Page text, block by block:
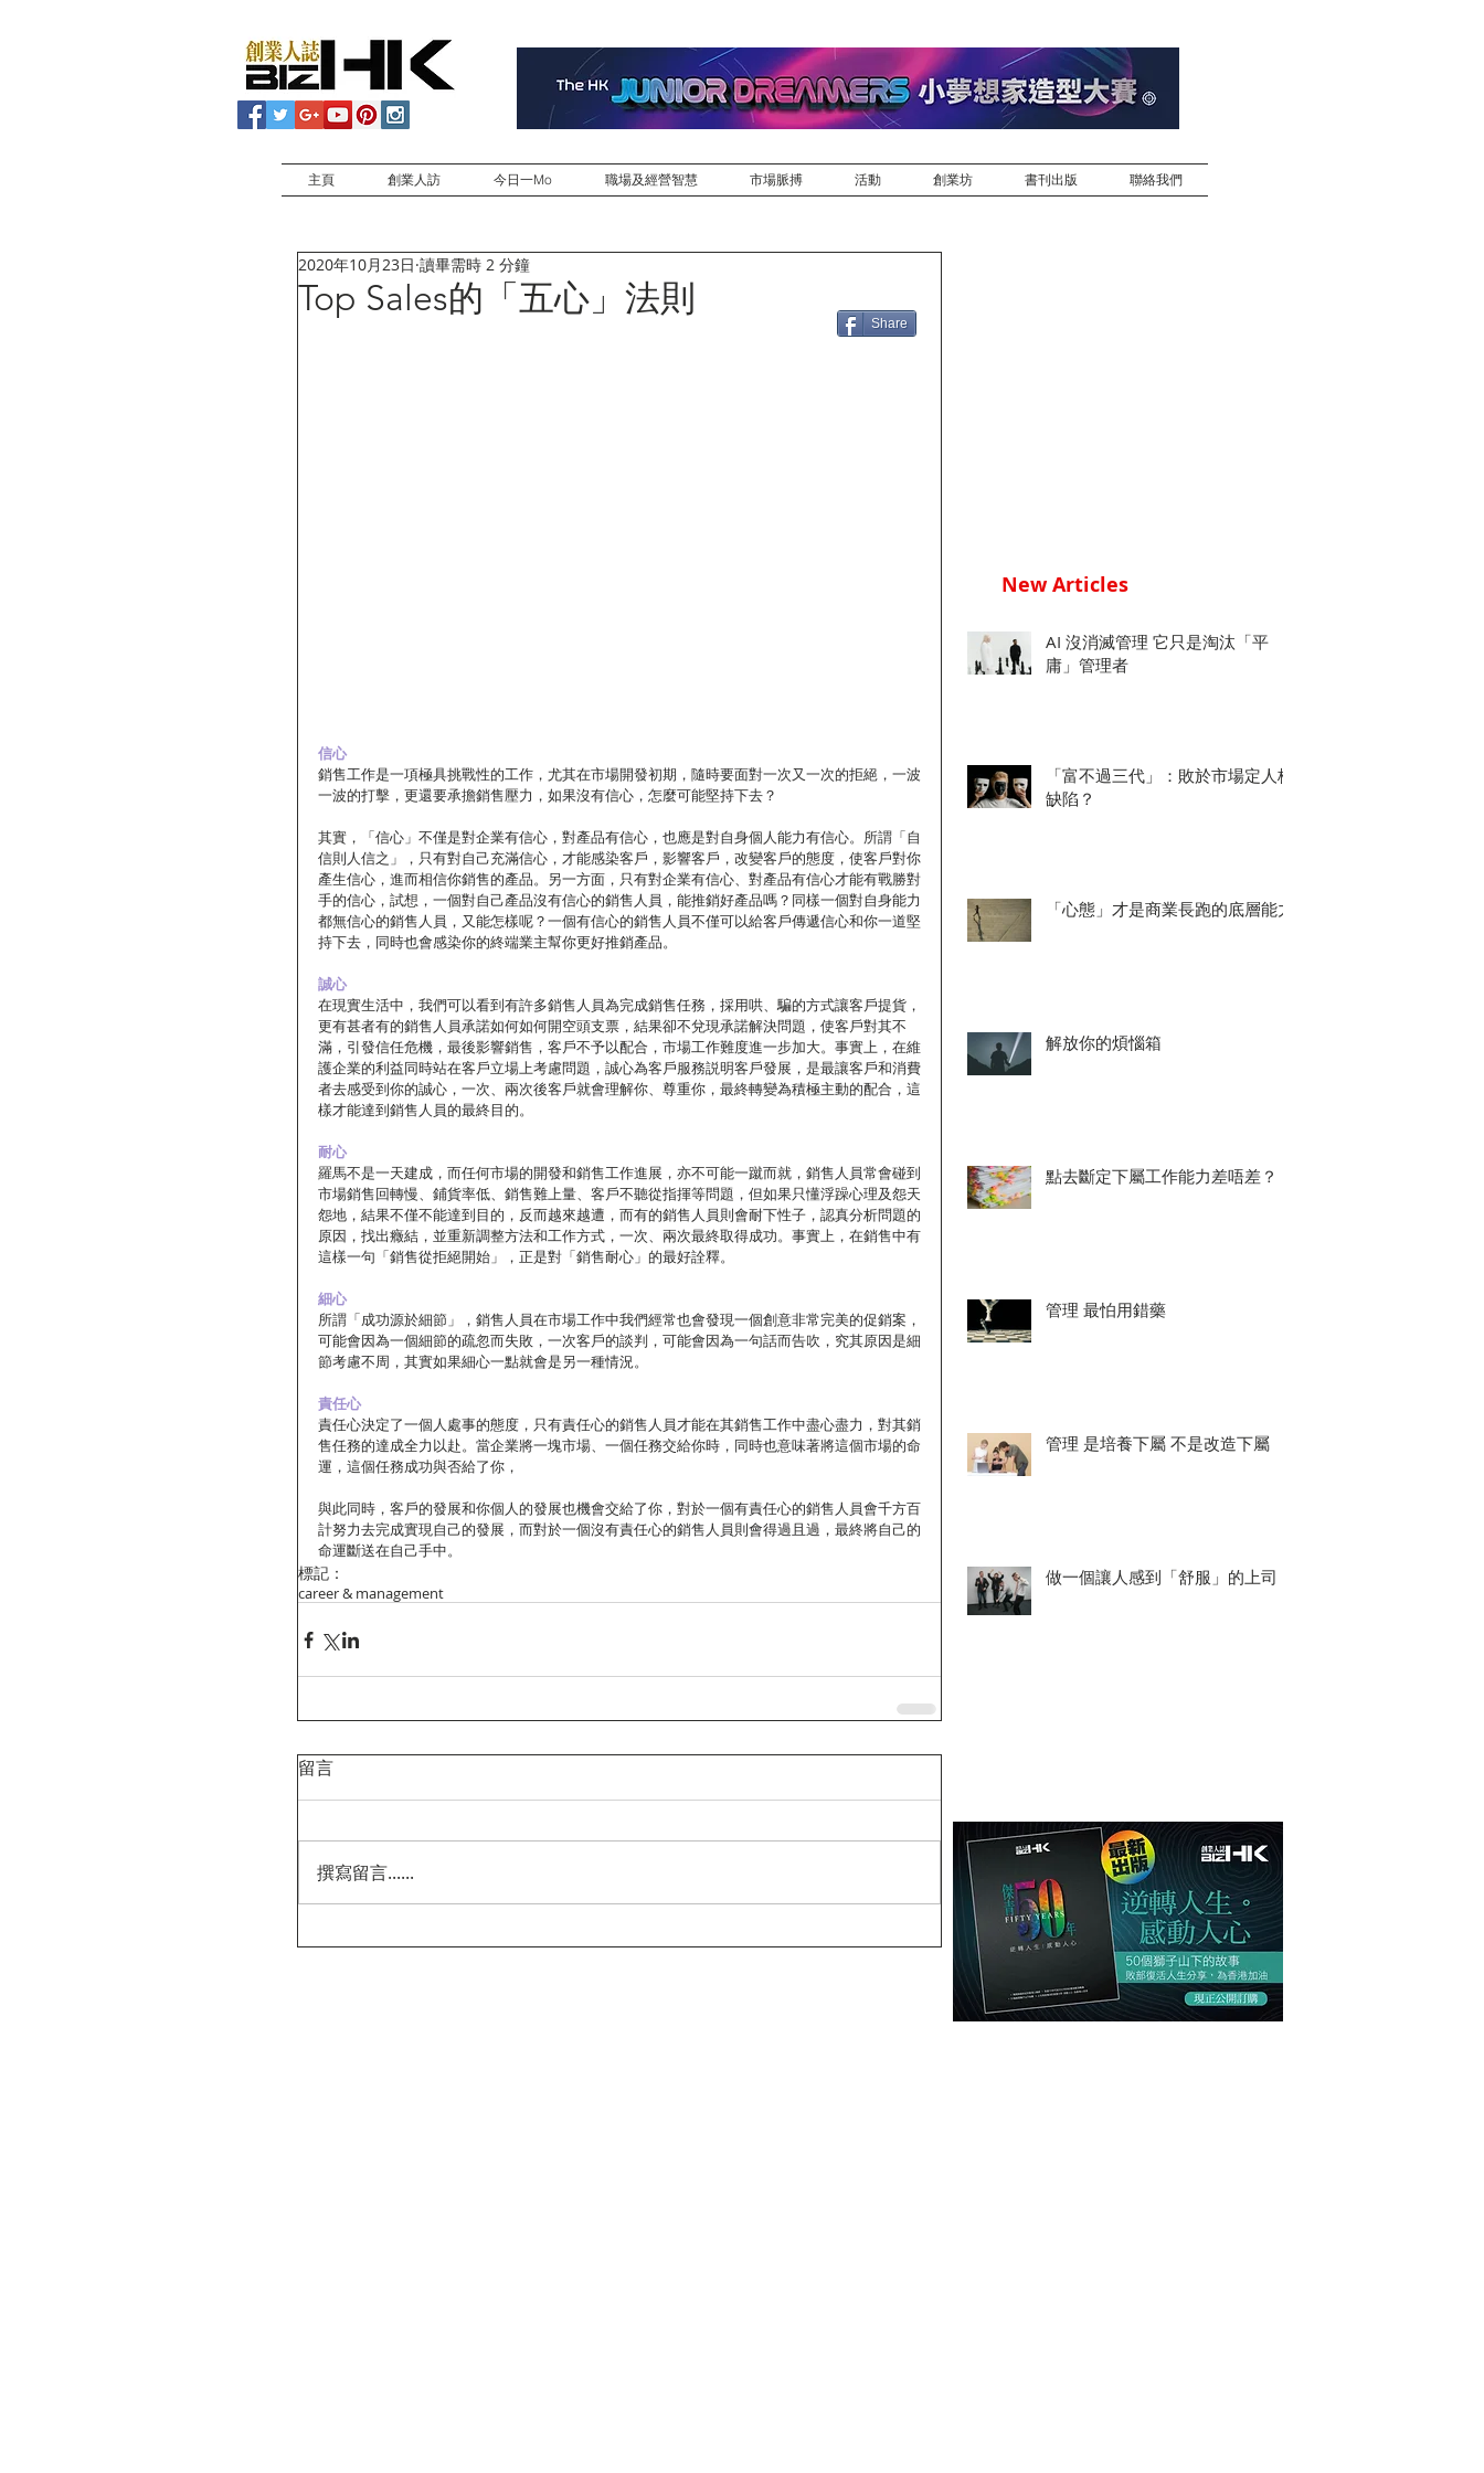
主頁 創業人訪 今日一Mo 職場及經營智慧 市場脈搏 活動 創業坊 書刊出版 聯絡我們
Top Sales的「五心」法則
2020年10月23日 讀畢需時 2 分鐘
信心
銷售工作是一項極具挑戰性的工作，尤其在市場開發初期，隨時要面對一次又一次的拒絕，一波
一波的打擊，更還要承擔銷售壓力，如果沒有信心，怎麼可能堅持下去？
其實，「信心」不僅是對企業有信心，對產品有信心，也應是對自身個人能力有信心。所謂「自
信則人信之」，只有對自己充滿信心，才能感染客戶，影響客戶，改變客戶的態度，使客戶對你
產生信心，進而相信你銷售的產品。另一方面，只有對企業有信心、對產品有信心才能有戰勝對
手的信心，試想，一個對自己產品沒有信心的銷售人員，能推銷好產品嗎？同樣一個對自身能力
都無信心的銷售人員，又能怎樣呢？一個有信心的銷售人員不僅可以給客戶傳遞信心和你一道堅
持下去，同時也會感染你的終端業主幫你更好推銷產品。
誠心
在現實生活中，我們可以看到有許多銷售人員為完成銷售任務，採用哄、騙的方式讓客戶提貨，
更有甚者有的銷售人員承諾如何如何開空頭支票，結果卻不兌現承諾解決問題，使客戶對其不
滿，引發信任危機，最後影響銷售，客戶不予以配合，市場工作難度進一步加大。事實上，在維
護企業的利益同時站在客戶立場上考慮問題，誠心為客戶服務説明客戶發展，是最讓客戶和消費
者去感受到你的誠心，一次、兩次後客戶就會理解你、尊重你，最終轉變為積極主動的配合，這
樣才能達到銷售人員的最終目的。
耐心
羅馬不是一天建成，而任何市場的開發和銷售工作進展，亦不可能一蹴而就，銷售人員常會碰到
市場銷售回轉慢、鋪貨率低、銷售難上量、客戶不聽從指揮等問題，但如果只懂浮躁心理及怨天
怨地，結果不僅不能達到目的，反而越來越遭，而有的銷售人員則會耐下性子，認真分析問題的
原因，找出癥結，並重新調整方法和工作方式，一次、兩次最終取得成功。事實上，在銷售中有
這樣一句「銷售從拒絕開始」，正是對「銷售耐心」的最好詮釋。
細心
所謂「成功源於細節」，銷售人員在市場工作中我們經常也會發現一個創意非常完美的促銷案，
可能會因為一個細節的疏忽而失敗，一次客戶的談判，可能會因為一句話而告吹，究其原因是細
節考慮不周，其實如果細心一點就會是另一種情況。
責任心
責任心決定了一個人處事的態度，只有責任心的銷售人員才能在其銷售工作中盡心盡力，對其銷
售任務的達成全力以赴。當企業將一塊市場、一個任務交給你時，同時也意味著將這個市場的命
運，這個任務成功與否給了你，
與此同時，客戶的發展和你個人的發展也機會交給了你，對於一個有責任心的銷售人員會千方百
計努力去完成實現自己的發展，而對於一個沒有責任心的銷售人員則會得過且過，最終將自己的
命運斷送在自己手中。
標記：
career & management
留言
撰寫留言......
Share
New Articles
AI 沒消滅管理 它只是淘汰「平
庸」管理者
「富不過三代」：敗於市場定人格
缺陷？
「心態」才是商業長跑的底層能力
解放你的煩惱箱
點去斷定下屬工作能力差唔差？
管理 最怕用錯藥
管理 是培養下屬 不是改造下屬
做一個讓人感到「舒服」的上司